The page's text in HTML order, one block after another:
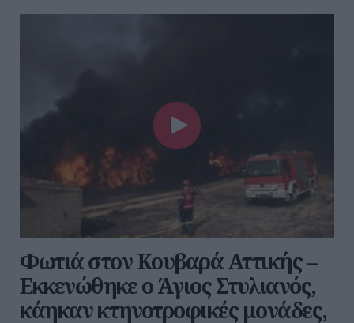
Φωτιά στον Κουβαρά Αττικής –
Εκκενώθηκε ο Άγιος Στυλιανός,
κάηκαν κτηνοτροφικές μονάδες,